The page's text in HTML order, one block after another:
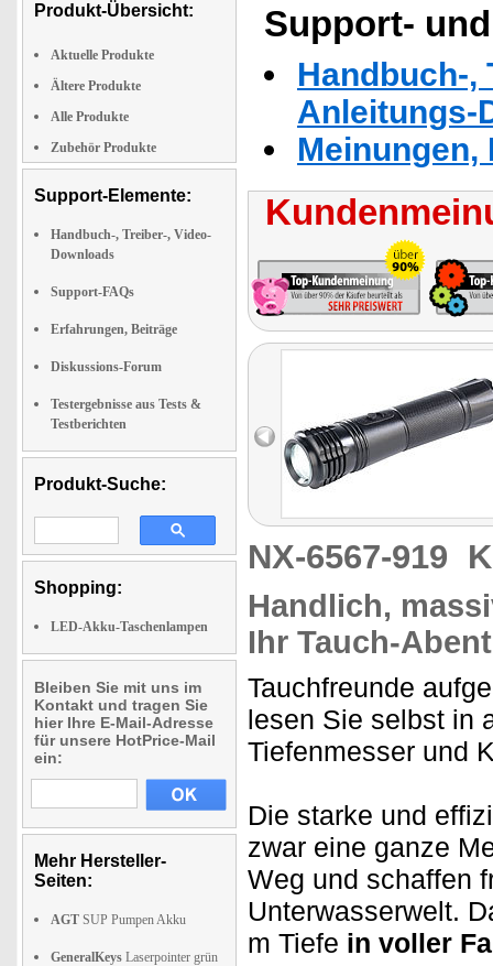
Produkt-Übersicht:
Aktuelle Produkte
Ältere Produkte
Alle Produkte
Zubehör Produkte
Support-Elemente:
Handbuch-, Treiber-, Video-
Downloads
Support-FAQs
Erfahrungen, Beiträge
Diskussions-Forum
Testergebnisse aus Tests &
Testberichten
Produkt-Suche:
Shopping:
LED-Akku-Taschenlampen
Bleiben Sie mit uns im
Kontakt und tragen Sie
hier Ihre E-Mail-Adresse
für unsere HotPrice-Mail
ein:
Mehr Hersteller-
Seiten:
AGT SUP Pumpen Akku
GeneralKeys Laserpointer grün
Support-
Handbuch-,
Anleitungs-
NX-6567-919
Handlich,
Ihr Tauch-
Tauchfreunde
lesen Sie selbst in
Tiefenmesser und
Die starke und
zwar eine ganze
Weg und schaffen
Unterwasserwelt.
m Tiefe in voller